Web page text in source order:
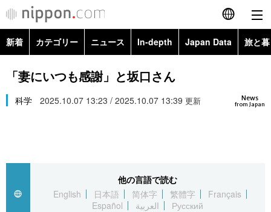
English
繁體字
العربية
新着 カテゴリー ニュース In-depth Japan Data 旅と
政治・外交
経済・ビジネス
社会
文化
Images
お知らせ
「妻にいつも感謝」と坂口さん
News
from Japan
科学 2025.10.07 13:23 / 2025.10.07 13:39 更新
他の言語で読む
English
日本語 简体字 繁體字
Français
Español
العربية Русский